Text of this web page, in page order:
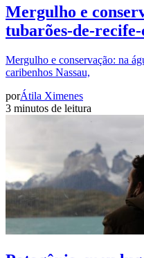
Mergulho e
tubarões-de-
Mergulho e conservação: na
caribenhos Nassau,
porÁtila Ximenes
3 minutos de leitura